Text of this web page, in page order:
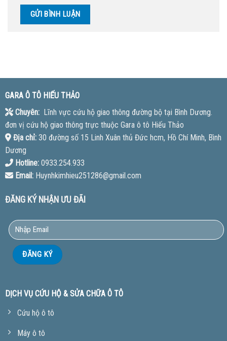
GARA Ô TÔ HIẾU THẢO
Chuyên:Lĩnh vực cứu hộ giao thông đường bộ tại Bình Dương.
đơn vị cứu hộ giao thông trực thuộc Gara ô tô Hiếu Thảo
Địa chỉ:30 đường số 15 Linh Xuân thủ Đức hcm, Hồ Chí Minh, Bình
Dương
Hotline:0933.254.933
Email:Huynhkimhieu251286@gmail.com
ĐĂNG KÝ NHẬN ƯU ĐÃI
DỊCH VỤ CỨU HỘ & SỬA CHỮA Ô TÔ
Cứu hộ ô tô
Máy ô tô